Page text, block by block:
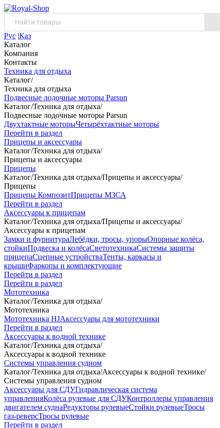
Рус |Қаз
Каталог
Компания
Контакты
Техника для отдыха
Каталог/
Техника для отдыха
Подвесные лодочные моторы Parsun
Каталог/Техника для отдыха/
Подвесные лодочные моторы Parsun
Двухтактные моторыЧетырёхтактные моторы
Перейти в раздел
Прицепы и аксессуары
Каталог/Техника для отдыха/
Прицепы и аксессуары
Прицепы
Каталог/Техника для отдыха/Прицепы и аксессуары/
Прицепы
Прицепы КомпозитПрицепы МЗСА
Перейти в раздел
Аксессуары к прицепам
Каталог/Техника для отдыха/Прицепы и аксессуары/
Аксессуары к прицепам
Замки и фурнитураЛебёдки, тросы, упорыОпорные колёса,
стойкиПодвеска и колёсаСветотехникаСистемы защиты
прицепаСцепные устройстваТенты, каркасы и
крышиФаркопы и комплектующие
Перейти в раздел
Перейти в раздел
Мототехника
Каталог/Техника для отдыха/
Мототехника
Мототехника HJАксессуары для мототехники
Перейти в раздел
Аксессуары к водной технике
Каталог/Техника для отдыха/
Аксессуары к водной технике
Системы управления судном
Каталог/Техника для отдыха/Аксессуары к водной технике/
Системы управления судном
Аксессуары для СДУГидравлическая система
управленияКолёса рулевые для СДУКонтроллеры управления
двигателем суднаРедукторы рулевыеСтойки рулевыеТросы
газ-реверсТросы рулевые
Перейти в раздел